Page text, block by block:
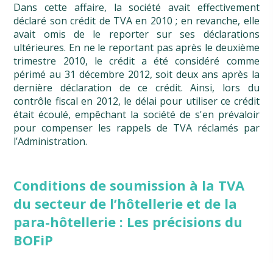
Dans cette affaire, la société avait effectivement
déclaré son crédit de TVA en 2010 ; en revanche, elle
avait omis de le reporter sur ses déclarations
ultérieures. En ne le reportant pas après le deuxième
trimestre 2010, le crédit a été considéré comme
périmé au 31 décembre 2012, soit deux ans après la
dernière déclaration de ce crédit. Ainsi, lors du
contrôle fiscal en 2012, le délai pour utiliser ce crédit
était écoulé, empêchant la société de s'en prévaloir
pour compenser les rappels de TVA réclamés par
l’Administration.
Conditions de soumission à la TVA
du secteur de l’hôtellerie et de la
para-hôtellerie : Les précisions du
BOFiP